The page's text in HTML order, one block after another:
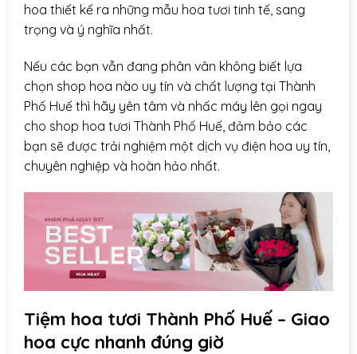
hoa thiết kế ra những mẫu hoa tươi tinh tế, sang
trọng và ý nghĩa nhất.
Nếu các bạn vẫn đang phân vân không biết lựa
chọn shop hoa nào uy tín và chất lượng tại Thành
Phố Huế thì hãy yên tâm và nhấc máy lên gọi ngay
cho shop hoa tươi Thành Phố Huế, đảm bảo các
bạn sẽ được trải nghiệm một dịch vụ điện hoa uy tín,
chuyên nghiệp và hoàn hảo nhất.
Tiệm hoa tươi Thành Phố Huế – Giao
hoa cực nhanh đúng giờ